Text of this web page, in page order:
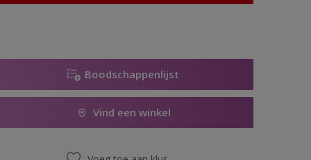
Boodschappenlijst
Vind een winkel